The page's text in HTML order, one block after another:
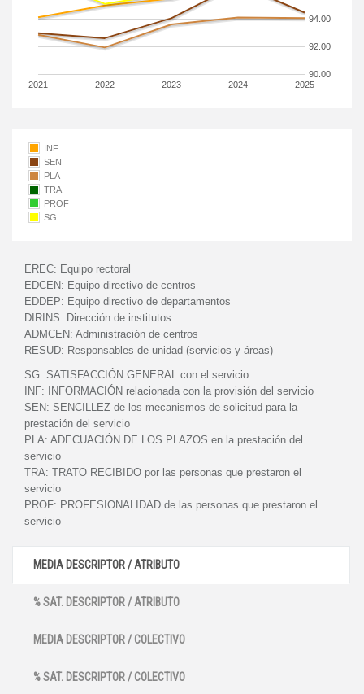
2021 2022 2023 2024 2025
90.00
92.00
94.00
INF
SEN
PLA
TRA
PROF
SG
EREC: Equipo rectoral
EDCEN: Equipo directivo de centros
EDDEP: Equipo directivo de departamentos
DIRINS: Dirección de institutos
ADMCEN: Administración de centros
RESUD: Responsables de unidad (servicios y áreas)
SG: SATISFACCIÓN GENERAL con el servicio
INF:
INFORMACIÓN relacionada con la provisión del servicio
SEN: SENCILLEZ de los mecanismos de solicitud para la
prestación del servicio
PLA: ADECUACIÓN DE LOS PLAZOS en la prestación del
servicio
TRA: TRATO RECIBIDO por las personas que prestaron el
servicio
PROF: PROFESIONALIDAD de las personas que prestaron el
servicio
MEDIA DESCRIPTOR / ATRIBUTO
% SAT. DESCRIPTOR / ATRIBUTO
MEDIA DESCRIPTOR / COLECTIVO
% SAT. DESCRIPTOR / COLECTIVO